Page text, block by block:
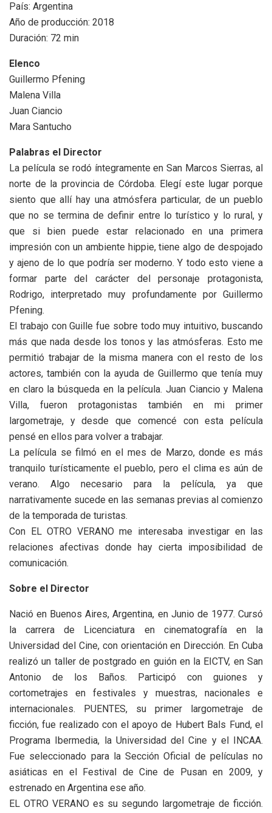
País: Argentina
Año de producción: 2018
Duración: 72 min
Elenco
Guillermo Pfening
Malena Villa
Juan Ciancio
Mara Santucho
Palabras el Director
La película se rodó íntegramente en San Marcos Sierras, al
norte de la provincia de Córdoba. Elegí este lugar porque
siento que allí hay una atmósfera particular, de un pueblo
que no se termina de definir entre lo turístico y lo rural, y
que si bien puede estar relacionado en una primera
impresión con un ambiente hippie, tiene algo de despojado
y ajeno de lo que podría ser moderno. Y todo esto viene a
formar parte del carácter del personaje protagonista,
Rodrigo, interpretado muy profundamente por Guillermo
Pfening.
El trabajo con Guille fue sobre todo muy intuitivo, buscando
más que nada desde los tonos y las atmósferas. Esto me
permitió trabajar de la misma manera con el resto de los
actores, también con la ayuda de Guillermo que tenía muy
en claro la búsqueda en la película. Juan Ciancio y Malena
Villa, fueron protagonistas también en mi primer
largometraje, y desde que comencé con esta película
pensé en ellos para volver a trabajar.
La película se filmó en el mes de Marzo, donde es más
tranquilo turísticamente el pueblo, pero el clima es aún de
verano. Algo necesario para la película, ya que
narrativamente sucede en las semanas previas al comienzo
de la temporada de turistas.
Con EL OTRO VERANO me interesaba investigar en las
relaciones afectivas donde hay cierta imposibilidad de
comunicación.
Sobre el Director
Nació en Buenos Aires, Argentina, en Junio de 1977. Cursó
la carrera de Licenciatura en cinematografía en la
Universidad del Cine, con orientación en Dirección. En Cuba
realizó un taller de postgrado en guión en la EICTV, en San
Antonio de los Baños. Participó con guiones y
cortometrajes en festivales y muestras, nacionales e
internacionales. PUENTES, su primer largometraje de
ficción, fue realizado con el apoyo de Hubert Bals Fund, el
Programa Ibermedia, la Universidad del Cine y el INCAA.
Fue seleccionado para la Sección Oficial de películas no
asiáticas en el Festival de Cine de Pusan en 2009, y
estrenado en Argentina ese año.
EL OTRO VERANO es su segundo largometraje de ficción.